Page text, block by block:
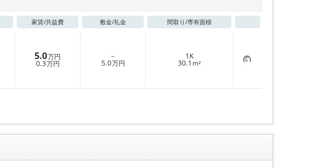
家賃/共益費 敷金/礼金 間取り/専有面積
5.0万円
0.3万円
－
5.0万円
1K
30.1 m² お
気
に
入
り